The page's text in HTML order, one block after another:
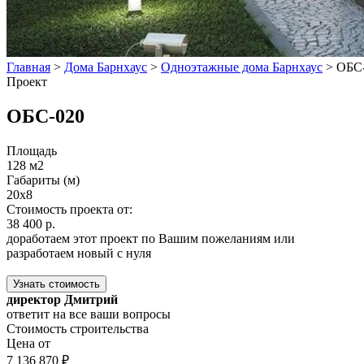
Главная > Дома Барнхаус > Одноэтажные дома Барнхаус >
Проект
ОБС-020
Площадь
128 м2
Габариты (м)
20x8
Стоимость проекта от:
38 400 р.
доработаем этот проект по Вашим пожеланиям или
разработаем новый с нуля
Узнать стоимость
директор Дмитрий
ответит на все ваши вопросы
Стоимость строительства
Цена от
7 136 870 ₽